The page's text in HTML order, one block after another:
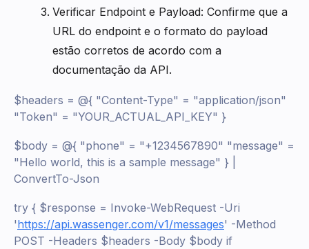
Verificar Endpoint e Payload: Confirme que a
URL do endpoint e o formato do payload
estão corretos de acordo com a
documentação da API.
$headers = @{ "Content-Type" = "application/json"
"Token" = "YOUR_ACTUAL_API_KEY" }
$body = @{ "phone" = "+1234567890" "message" =
"Hello world, this is a sample message" } |
ConvertTo-Json
try { $response = Invoke-WebRequest -Uri
'https://api.wassenger.com/v1/messages' -Method
POST -Headers $headers -Body $body if